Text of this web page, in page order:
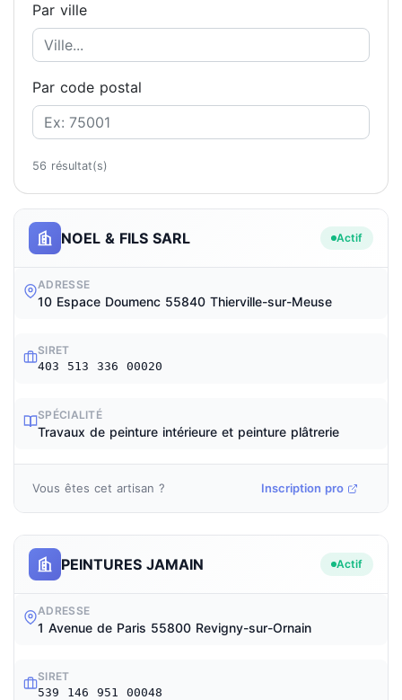
NOEL & FILS SARL Actif
ADRESSE
10 Espace Doumenc 55840 Thierville-sur-Meuse
SIRET
403 513 336 00020
SPÉCIALITÉ
Travaux de peinture intérieure et peinture plâtrerie
Vous êtes cet artisan ? Inscription pro
PEINTURES JAMAIN Actif
ADRESSE
1 Avenue de Paris 55800 Revigny-sur-Ornain
SIRET
539 146 951 00048
Par ville
Par code postal
56 résultat(s)